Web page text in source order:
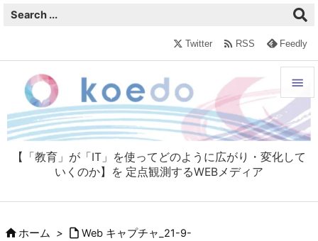
【「教育」が「IT」を使ってどのように広がり・変化して
いくのか】を 定点観測するWEBメディア


メニュ

Twitter  RSS Feedly
ホーム >  Web キャプチャ_21-9-